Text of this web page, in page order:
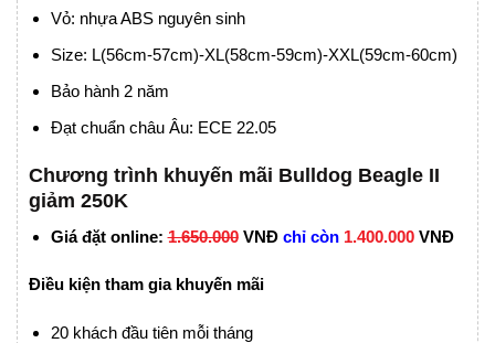
Vỏ: nhựa ABS nguyên sinh
Size: L(56cm-57cm)-XL(58cm-59cm)-XXL(59cm-60cm)
Bảo hành 2 năm
Đạt chuẩn châu Âu: ECE 22.05
Chương trình khuyến mãi Bulldog Beagle II
giảm 250K
Giá đặt online:1.650.000 VNĐ chỉ còn 1.400.000VNĐ
Điều kiện tham gia khuyến mãi
20 khách đầu tiên mỗi tháng